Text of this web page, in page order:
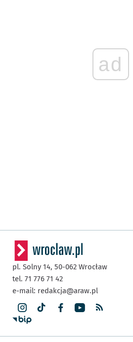
ad
pl. Solny 14, 50-062 Wrocław
tel. 71 776 71 42
e-mail: redakcja@araw.pl